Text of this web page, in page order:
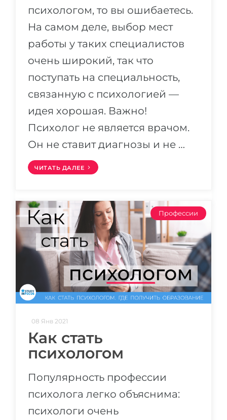
психологом, то вы ошибаетесь.
На самом деле, выбор мест
работы у таких специалистов
очень широкий, так что
поступать на специальность,
связанную с психологией —
идея хорошая. Важно!
Психолог не является врачом.
Он не ставит диагнозы и не …
ЧИТАТЬ ДАЛЕЕ
Профессии
08 Янв 2021
Как стать
психологом
Популярность профессии
психолога легко объяснима:
психологи очень